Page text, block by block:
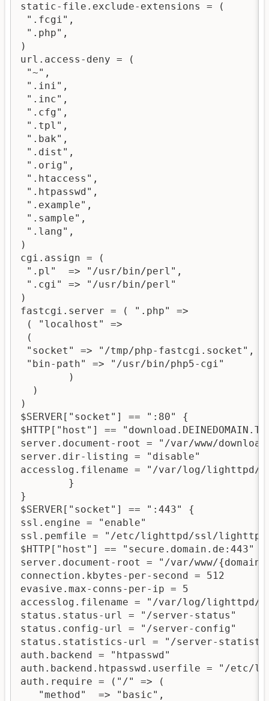
static-file.exclude-extensions = (
".fcgi",
".php",
)
url.access-deny = (
"~",
".ini",
".inc",
".cfg",
".tpl",
".bak",
".dist",
".orig",
".htaccess",
".htpasswd",
".example",
".sample",
".lang",
)
cgi.assign = (
".pl"  => "/usr/bin/perl",
".cgi" => "/usr/bin/perl"
)
fastcgi.server = ( ".php" =>
( "localhost" =>
(
"socket" => "/tmp/php-fastcgi.socket",
"bin-path" => "/usr/bin/php5-cgi"
        )
  )
)
$SERVER["socket"] == ":80" {
$HTTP["host"] ==
server.document-root = "/var/www/
server.dir-listing = "disable"
accesslog.filename = "/var/log/lighttpd/
        }
}
$SERVER["socket"] == ":443" {
ssl.engine = "enable"
ssl.pemfile = "/etc/lighttpd/ssl/
$HTTP["host"] == "secure.domain.de:443" {
server.document-root = "/var/www/
connection.kbytes-per-second = 512
evasive.max-conns-per-ip = 5
accesslog.filename = "/var/log/lighttpd/
status.status-url = "/server-status"
status.config-url = "/server-config"
status.statistics-url = "/server-
auth.backend = "htpasswd"
auth.backend.htpasswd.userfile = "/etc/
auth.require = ("/" => (
   "method"  => "basic",